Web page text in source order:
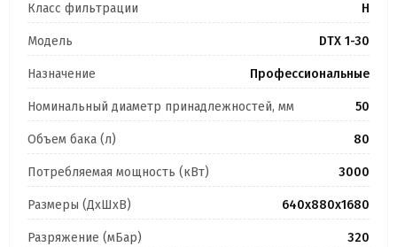
Класс фильтрации H
Модель DTX 1-30
Назначение Профессиональные
Номинальный диаметр принадлежностей, мм 50
Объем бака (л) 80
Потребляемая мощность (кВт) 3000
Размеры (ДхШхВ) 640х880х1680
Разряжение (мБар) 320